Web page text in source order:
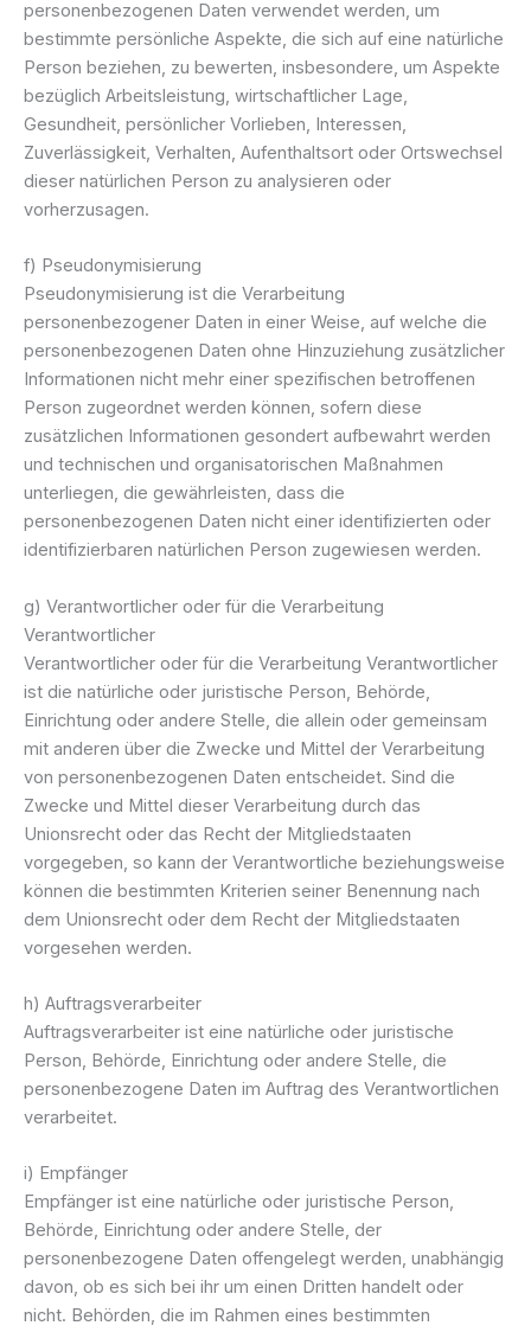
personenbezogenen Daten verwendet werden, um
bestimmte persönliche Aspekte, die sich auf eine natürliche
Person beziehen, zu bewerten, insbesondere, um Aspekte
bezüglich Arbeitsleistung, wirtschaftlicher Lage,
Gesundheit, persönlicher Vorlieben, Interessen,
Zuverlässigkeit, Verhalten, Aufenthaltsort oder Ortswechsel
dieser natürlichen Person zu analysieren oder
vorherzusagen.
f) Pseudonymisierung
Pseudonymisierung ist die Verarbeitung
personenbezogener Daten in einer Weise, auf welche die
personenbezogenen Daten ohne Hinzuziehung zusätzlicher
Informationen nicht mehr einer spezifischen betroffenen
Person zugeordnet werden können, sofern diese
zusätzlichen Informationen gesondert aufbewahrt werden
und technischen und organisatorischen Maßnahmen
unterliegen, die gewährleisten, dass die
personenbezogenen Daten nicht einer identifizierten oder
identifizierbaren natürlichen Person zugewiesen werden.
g) Verantwortlicher oder für die Verarbeitung
Verantwortlicher
Verantwortlicher oder für die Verarbeitung Verantwortlicher
ist die natürliche oder juristische Person, Behörde,
Einrichtung oder andere Stelle, die allein oder gemeinsam
mit anderen über die Zwecke und Mittel der Verarbeitung
von personenbezogenen Daten entscheidet. Sind die
Zwecke und Mittel dieser Verarbeitung durch das
Unionsrecht oder das Recht der Mitgliedstaaten
vorgegeben, so kann der Verantwortliche beziehungsweise
können die bestimmten Kriterien seiner Benennung nach
dem Unionsrecht oder dem Recht der Mitgliedstaaten
vorgesehen werden.
h) Auftragsverarbeiter
Auftragsverarbeiter ist eine natürliche oder juristische
Person, Behörde, Einrichtung oder andere Stelle, die
personenbezogene Daten im Auftrag des Verantwortlichen
verarbeitet.
i) Empfänger
Empfänger ist eine natürliche oder juristische Person,
Behörde, Einrichtung oder andere Stelle, der
personenbezogene Daten offengelegt werden, unabhängig
davon, ob es sich bei ihr um einen Dritten handelt oder
nicht. Behörden, die im Rahmen eines bestimmten